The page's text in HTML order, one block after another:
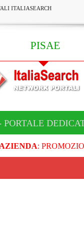
ITALIASEARCH
PISAE
: